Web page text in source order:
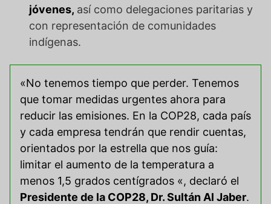
jóvenes, así como delegaciones paritarias y
con representación de comunidades
indígenas.
«No tenemos tiempo que perder. Tenemos
que tomar medidas urgentes ahora para
reducir las emisiones. En la COP28, cada país
y cada empresa tendrán que rendir cuentas,
orientados por la estrella que nos guía:
limitar el aumento de la temperatura a
menos 1,5 grados centígrados «, declaró el
Presidente de la COP28, Dr. Sultán Al Jaber.